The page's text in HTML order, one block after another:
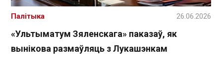
«Ультыматум Зяленскага» паказаў, як
вынікова размаўляць з Лукашэнкам
Палітыка 26.06.2026